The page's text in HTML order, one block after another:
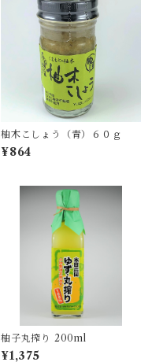
柚木こしょう（青）６０ｇ
¥864
柚子丸搾り 200ml
¥1,375